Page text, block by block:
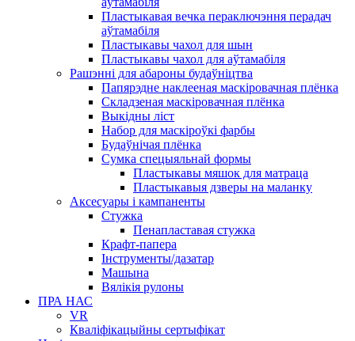
Пластыкавая вечка пераключэння перадач
аўтамабіля
Пластыкавы чахол для шын
Пластыкавы чахол для аўтамабіля
Рашэнні для абароны будаўніцтва
Папярэдне наклееная маскіровачная плёнка
Складзеная маскіровачная плёнка
Выкідны ліст
Набор для маскіроўкі фарбы
Будаўнічая плёнка
Сумка спецыяльнай формы
Пластыкавы мяшок для матраца
Пластыкавыя дзверы на маланку
Аксесуары і кампаненты
Стужка
Пенапластавая стужка
Крафт-папера
Інструменты/дазатар
Машына
Вялікія рулоны
ПРА НАС
VR
Кваліфікацыйны сертыфікат